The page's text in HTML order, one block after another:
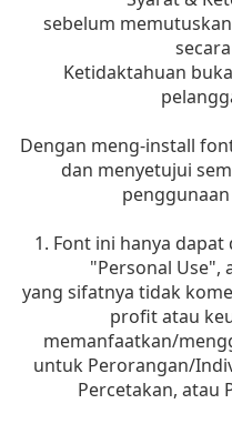
sebelum
Ketidaktahuan
Dengan meng-install
dan menyetujui
1. Font ini hanya
"Personal Use",
yang sifatnya tidak
profit atau
memanfaatkan/
untuk Perorangan/
Percetakan, atau